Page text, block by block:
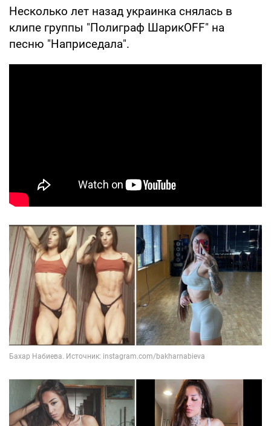
Несколько лет назад украинка снялась в
клипе группы "Полиграф ШарикOFF" на
песню "Наприседала".